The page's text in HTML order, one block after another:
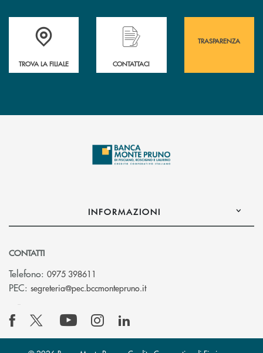
Accedi all' elenco completo&nbsp; delle&nbsp; filiali&nbsp; di Banca
TROVA LA FILIALE
Hai bisogno di assistenza immediata?
CONTATTACI
TRASPARENZA
INFORMAZIONI
CONTATTI
Telefono: 0975 398611
PEC: segreteria@pec.bccmontepruno.it(si apre l’app di posta